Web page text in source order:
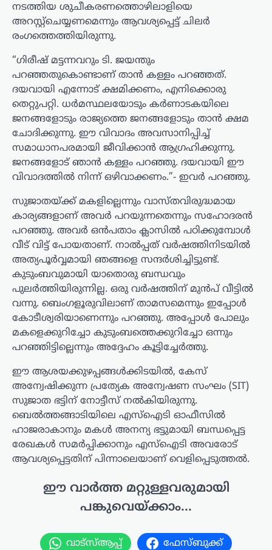
നടത്തിയ ശുചീകരണത്തൊഴിലാളിയെ
അറസ്റ്റ്‌ചെയ്യണമെന്നും ആവശ്യപ്പെട്ട് ചിലര്‍
രംഗത്തെത്തിയിരുന്നു.
“ഗിരീഷ് മട്ടന്നവറും ടി. ജയന്തും
പറഞ്ഞതുകൊണ്ടാണ് താന്‍ കള്ളം പറഞ്ഞത്.
ദയവായി എന്നോട് ക്ഷമിക്കണം, എനിക്കൊരു
തെറ്റുപറ്റി. ധര്‍മസ്ഥലയോടും കര്‍ണാടകയിലെ
ജനങ്ങളോടും രാജ്യത്തെ ജനങ്ങളോടും താന്‍ ക്ഷമ
ചോദിക്കുന്നു. ഈ വിവാദം അവസാനിപ്പിച്ച്
സമാധാനപരമായി ജീവിക്കാന്‍ ആഗ്രഹിക്കുന്നു.
ജനങ്ങളോട് ഞാന്‍ കള്ളം പറഞ്ഞു. ദയവായി ഈ
വിവാദത്തില്‍ നിന്ന് ഒഴിവാക്കണം.”- ഇവര്‍ പറഞ്ഞു.
സുജാതയ്ക്ക് മകളില്ലെന്നും വാസ്തവിരുദ്ധമായ
കാര്യങ്ങളാണ് അവര്‍ പറയുന്നതെന്നും സഹോദരന്‍
പറഞ്ഞു. അവര്‍ ഒന്‍പതാം ക്ലാസില്‍ പഠിക്കുമ്പോള്‍
വീട് വിട്ട് പോയതാണ്. നാല്‍പ്പത് വര്‍ഷത്തിനിടയില്‍
അത്യപൂര്‍വ്വമായി ഞങ്ങളെ സന്ദര്‍ശിച്ചിട്ടുണ്ട്.
കുടുംബവുമായി യാതൊരു ബന്ധവും
പുലര്‍ത്തിയിരുന്നില്ല. ഒരു വര്‍ഷത്തിന് മുന്‍പ് വീട്ടില്‍
വന്നു. ബെംഗളൂരുവിലാണ് താമസമെന്നും ഇപ്പോള്‍
കോടീശ്വരിയാണെന്നും പറഞ്ഞു. അപ്പോള്‍ പോലും
മകളെക്കുറിച്ചോ കുടുംബത്തെക്കുറിച്ചോ ഒന്നും
പറഞ്ഞിട്ടില്ലെന്നും അദ്ദേഹം കൂട്ടിച്ചേര്‍ത്തു.
ഈ ആശയക്കുഴപ്പങ്ങള്‍ക്കിടയില്‍, കേസ്
അന്വേഷിക്കുന്ന പ്രത്യേക അന്വേഷണ സംഘം (SIT)
സുജാത ഭട്ടിന് നോട്ടീസ് നല്‍കിയിരുന്നു.
ബെല്‍ത്തങ്ങാടിയിലെ എസ്‌ഐടി ഓഫീസില്‍
ഹാജരാകാനും മകള്‍ അനന്യ ഭട്ടുമായി ബന്ധപ്പെട്ട
രേഖകള്‍ സമര്‍പ്പിക്കാനും എസ്‌ഐടി അവരോട്
ആവശ്യപ്പെട്ടതിന് പിന്നാലെയാണ് വെളിപ്പെടുത്തല്‍.
ഈ വാർത്ത മറ്റുള്ളവരുമായി
പങ്കുവെയ്ക്കാം...
വാട്സ്ആപ്പ് ഫേസ്ബുക്ക്